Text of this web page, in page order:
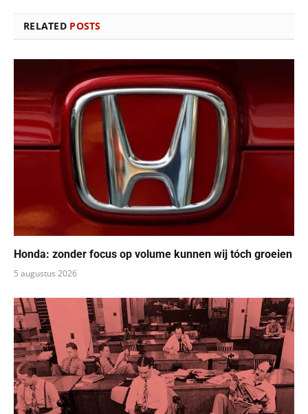
RELATED POSTS
Honda: zonder focus op volume kunnen wij tóch groeien
5 augustus 2026